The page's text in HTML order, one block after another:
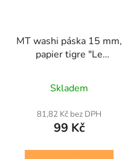
MT washi páska 15 mm,
papier tigre "Le
Skladem
81,82 Kč bez DPH
99 Kč